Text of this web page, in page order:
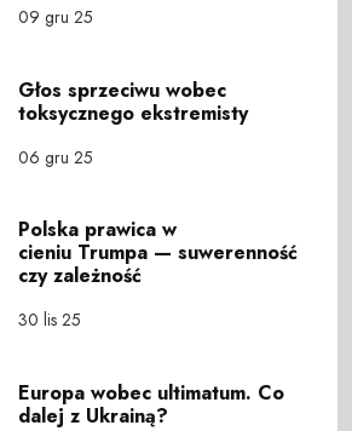
09 gru 25
Głos sprzeciwu wobec
toksycznego ekstremisty
06 gru 25
Polska prawica w
cieniu Trumpa — suwerenność
czy zależność
30 lis 25
Europa wobec ultimatum. Co
dalej z Ukrainą?